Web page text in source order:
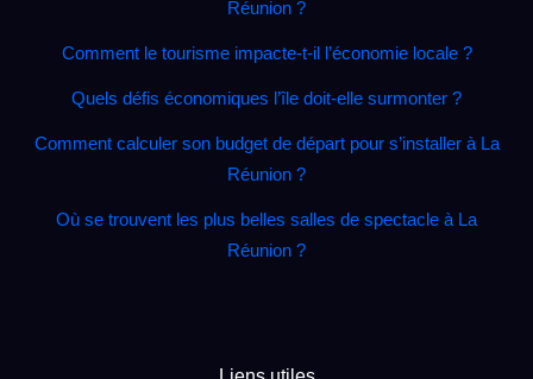
Réunion ?
Comment le tourisme impacte‑t‑il l’économie locale ?
Quels défis économiques l’île doit‑elle surmonter ?
Comment calculer son budget de départ pour s’installer à La
Réunion ?
Où se trouvent les plus belles salles de spectacle à La
Réunion ?